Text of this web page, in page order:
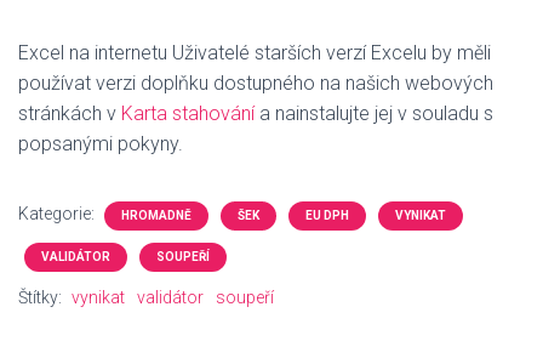
Excel na internetu Uživatelé starších verzí Excelu by měli
používat verzi doplňku dostupného na našich webových
stránkách v Karta stahovánía nainstalujte jej v souladu s
popsanými pokyny.
Kategorie: HROMADNĚ ŠEK EU DPH VYNIKAT
VALIDÁTOR SOUPEŘÍ
Štítky: vynikat validátor soupeří